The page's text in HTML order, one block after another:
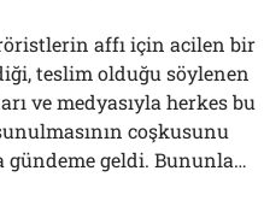
affı için acilen bir
teslim olduğu söylenen
ve medyasıyla herkes bu
coşkusunu
gündeme geldi. Bununla…